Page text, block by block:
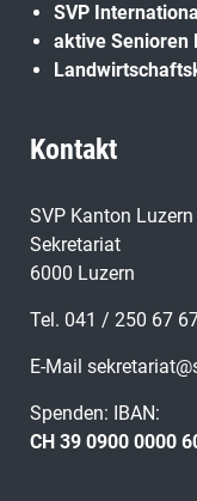
SVP
aktive Senioren
Kontakt
SVP Kanton Luzern
Sekretariat
6000 Luzern
Tel. 041 / 250 67
E-Mail
Spenden: IBAN:
CH 39 0900 0000